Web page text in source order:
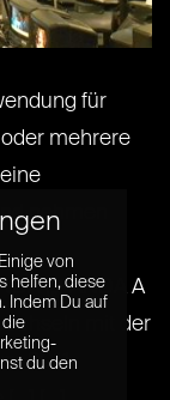
für
mehrere
nehmen
(„PANDA A
mit der
2011
von
helfen, diese
Indem Du auf
die
du den